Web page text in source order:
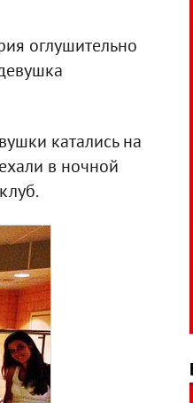
оглушительно
катались на
в ночной